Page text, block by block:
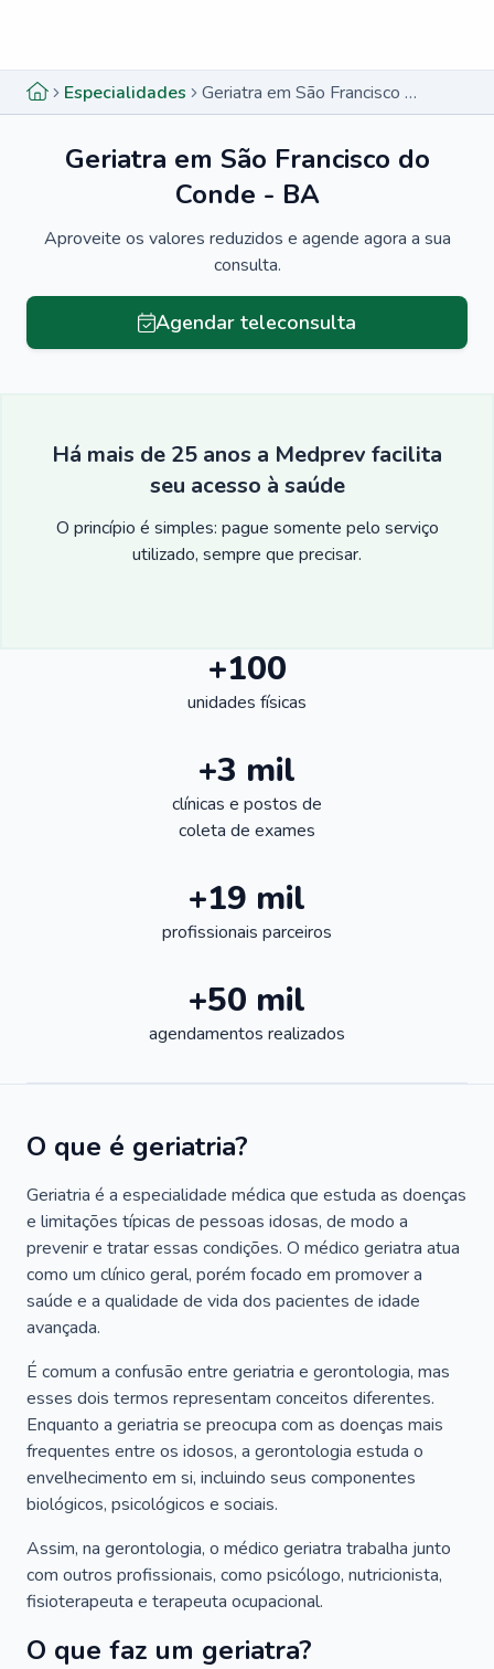
Especialidades Geriatra em São Francisco do Conde - BA
Geriatra em São Francisco do
Conde - BA
Aproveite os valores reduzidos e agende agora a sua
consulta.
Agendar teleconsulta
Há mais de 25 anos a Medprev facilita
seu acesso à saúde
O princípio é simples: pague somente pelo serviço
utilizado, sempre que precisar.
+100
unidades físicas
+3 mil
clínicas e postos de
coleta de exames
+19 mil
profissionais parceiros
+50 mil
agendamentos realizados
O que é geriatria?
Geriatria é a especialidade médica que estuda as doenças
e limitações típicas de pessoas idosas, de modo a
prevenir e tratar essas condições. O médico geriatra atua
como um clínico geral, porém focado em promover a
saúde e a qualidade de vida dos pacientes de idade
avançada.
É comum a confusão entre geriatria e gerontologia, mas
esses dois termos representam conceitos diferentes.
Enquanto a geriatria se preocupa com as doenças mais
frequentes entre os idosos, a gerontologia estuda o
envelhecimento em si, incluindo seus componentes
biológicos, psicológicos e sociais.
Assim, na gerontologia, o médico geriatra trabalha junto
com outros profissionais, como psicólogo, nutricionista,
fisioterapeuta e terapeuta ocupacional.
O que faz um geriatra?